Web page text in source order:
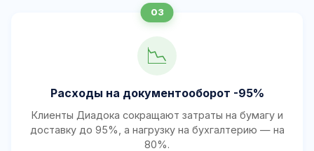
📉
Расходы на документооборот -95%
Клиенты Диадока сокращают затраты на бумагу и
доставку до 95%, а нагрузку на бухгалтерию — на
80%.